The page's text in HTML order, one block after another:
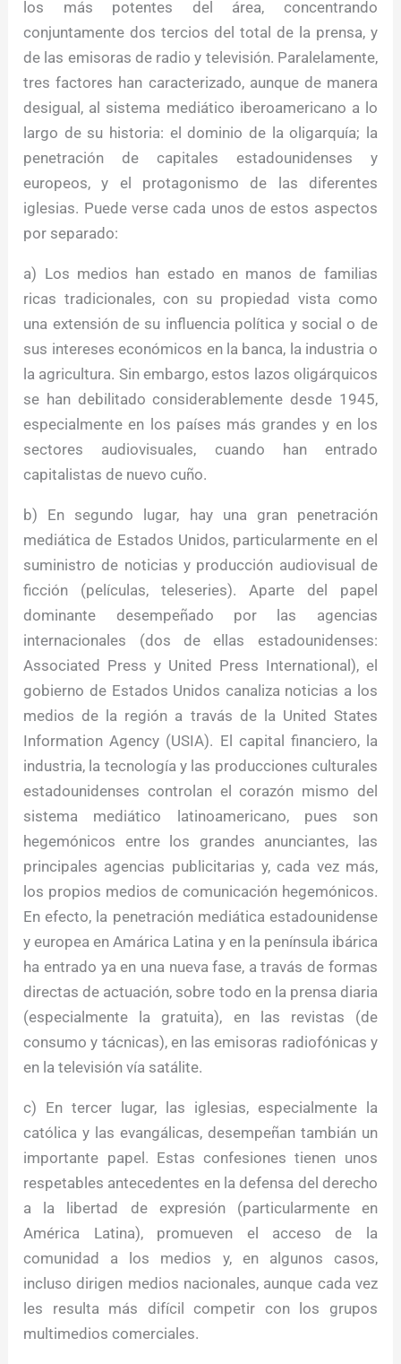
los más potentes del área, concentrando
conjuntamente dos tercios del total de la prensa, y
de las emisoras de radio y televisión. Paralelamente,
tres factores han caracterizado, aunque de manera
desigual, al sistema mediático iberoamericano a lo
largo de su historia: el dominio de la oligarquía; la
penetración de capitales estadounidenses y
europeos, y el protagonismo de las diferentes
iglesias. Puede verse cada unos de estos aspectos
por separado:
a) Los medios han estado en manos de familias
ricas tradicionales, con su propiedad vista como
una extensión de su influencia política y social o de
sus intereses económicos en la banca, la industria o
la agricultura. Sin embargo, estos lazos oligárquicos
se han debilitado considerablemente desde 1945,
especialmente en los países más grandes y en los
sectores audiovisuales, cuando han entrado
capitalistas de nuevo cuño.
b) En segundo lugar, hay una gran penetración
mediática de Estados Unidos, particularmente en el
suministro de noticias y producción audiovisual de
ficción (películas, teleseries). Aparte del papel
dominante desempeñado por las agencias
internacionales (dos de ellas estadounidenses:
Associated Press y United Press International), el
gobierno de Estados Unidos canaliza noticias a los
medios de la región a travás de la United States
Information Agency (USIA). El capital financiero, la
industria, la tecnología y las producciones culturales
estadounidenses controlan el corazón mismo del
sistema mediático latinoamericano, pues son
hegemónicos entre los grandes anunciantes, las
principales agencias publicitarias y, cada vez más,
los propios medios de comunicación hegemónicos.
En efecto, la penetración mediática estadounidense
y europea en Amárica Latina y en la península ibárica
ha entrado ya en una nueva fase, a travás de formas
directas de actuación, sobre todo en la prensa diaria
(especialmente la gratuita), en las revistas (de
consumo y tácnicas), en las emisoras radiofónicas y
en la televisión vía satálite.
c) En tercer lugar, las iglesias, especialmente la
católica y las evangálicas, desempeñan tambián un
importante papel. Estas confesiones tienen unos
respetables antecedentes en la defensa del derecho
a la libertad de expresión (particularmente en
América Latina), promueven el acceso de la
comunidad a los medios y, en algunos casos,
incluso dirigen medios nacionales, aunque cada vez
les resulta más difícil competir con los grupos
multimedios comerciales.